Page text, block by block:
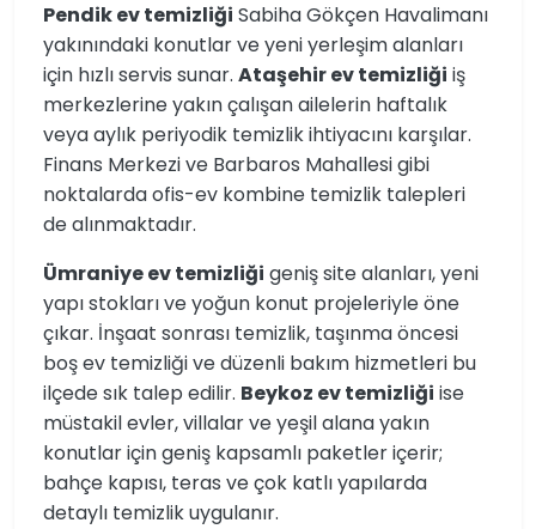
Pendik ev temizliği Sabiha Gökçen Havalimanı
yakınındaki konutlar ve yeni yerleşim alanları
için hızlı servis sunar. Ataşehir ev temizliği iş
merkezlerine yakın çalışan ailelerin haftalık
veya aylık periyodik temizlik ihtiyacını karşılar.
Finans Merkezi ve Barbaros Mahallesi gibi
noktalarda ofis-ev kombine temizlik talepleri
de alınmaktadır.
Ümraniye ev temizliği geniş site alanları, yeni
yapı stokları ve yoğun konut projeleriyle öne
çıkar. İnşaat sonrası temizlik, taşınma öncesi
boş ev temizliği ve düzenli bakım hizmetleri bu
ilçede sık talep edilir. Beykoz ev temizliği ise
müstakil evler, villalar ve yeşil alana yakın
konutlar için geniş kapsamlı paketler içerir;
bahçe kapısı, teras ve çok katlı yapılarda
detaylı temizlik uygulanır.